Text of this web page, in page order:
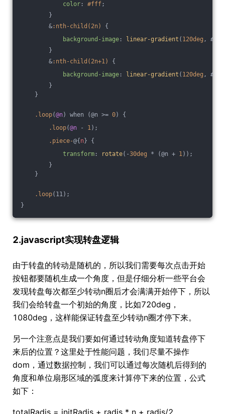
color : #fff;
}
&:nth-child(2n)
{
background-image : linear-gradient ( 120deg ,
}
&:nth-child(2n+1)
{
background-image : linear-gradient ( 120deg ,
}
}
.loop(@n) when (@n >= 0) {
.loop(@n - 1);
.piece-@{ n} {
transform : rotate(-30deg * (@n + 1));
}
}
.loop(11);
}
2.javascript实现转盘逻辑
由于转盘的转动是随机的，所以我们需要每次点击开始
按钮都要随机生成一个角度，但是仔细分析一些平台会
发现转盘每次都至少转动n圈后才会满满开始停下，所以
我们会给转盘一个初始的角度，比如720deg，
1080deg，这样能保证转盘至少转动n圈才停下来。
另一个注意点是我们要如何通过转动角度知道转盘停下
来后的位置？这里处于性能问题，我们尽量不操作
dom，通过数据控制，我们可以通过每次随机后得到的
角度和单位扇形区域的弧度来计算停下来的位置，公式
如下：